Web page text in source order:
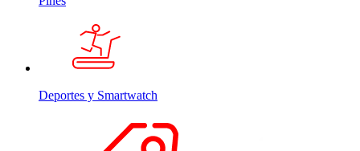
Deportes y Smartwatch